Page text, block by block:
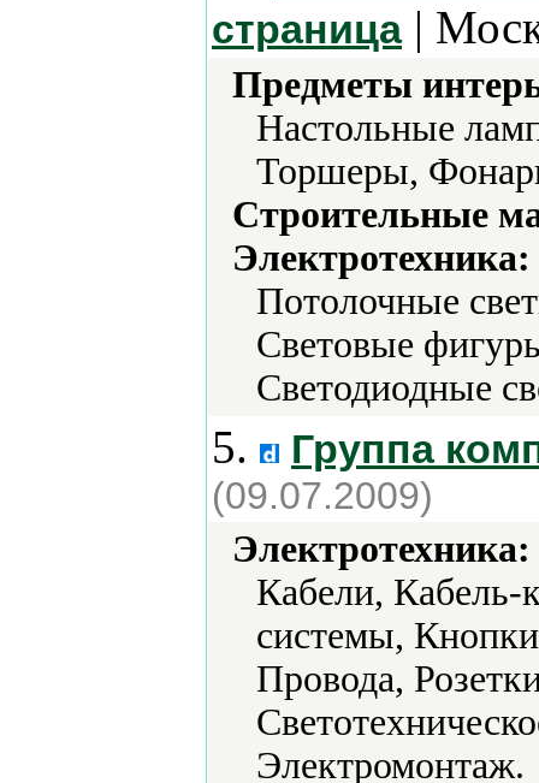
страница|
Предметы
Настольные
Торшеры,
Строительные
Электротехника:
Потолочные
Световые
Светодиодные
5. Группа
(09.07.2009)
Электротехника:
Кабели, Кабель-
системы,
Провода,
Электромонтаж.